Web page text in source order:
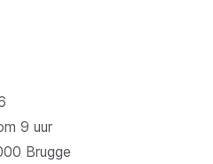
9 uur
Brugge